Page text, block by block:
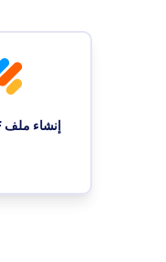
إنشاء ملف PDF باستخدام إرسال جديد